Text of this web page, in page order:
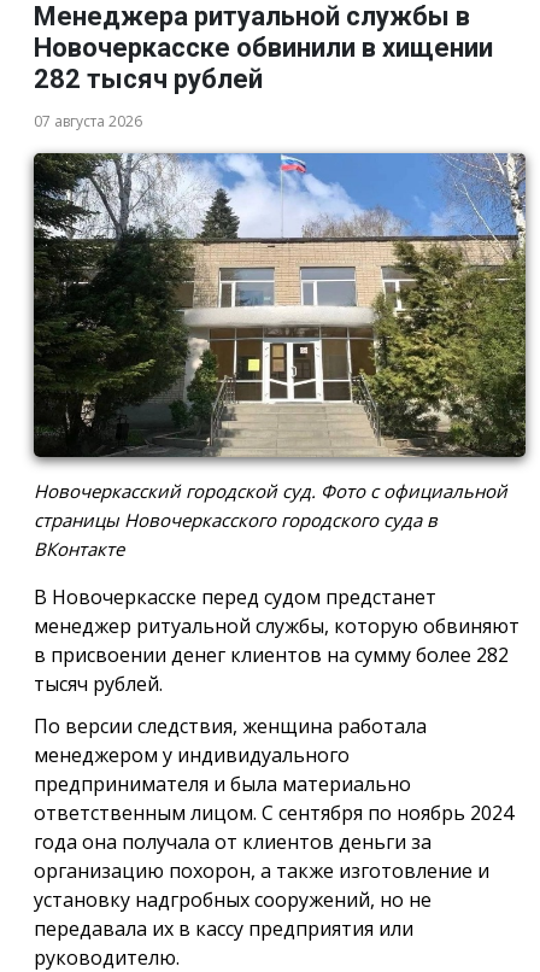
Менеджера ритуальной службы в
Новочеркасске обвинили в хищении
282 тысяч рублей
07 августа 2026
Новочеркасский городской суд. Фото с официальной
страницы Новочеркасского городского суда в
ВКонтакте
В Новочеркасске перед судом предстанет
менеджер ритуальной службы, которую обвиняют
в присвоении денег клиентов на сумму более 282
тысяч рублей.
По версии следствия, женщина работала
менеджером у индивидуального
предпринимателя и была материально
ответственным лицом. С сентября по ноябрь 2024
года она получала от клиентов деньги за
организацию похорон, а также изготовление и
установку надгробных сооружений, но не
передавала их в кассу предприятия или
руководителю.